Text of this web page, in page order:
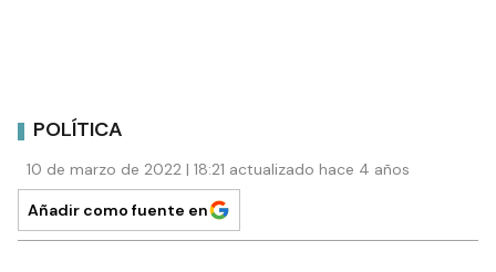
POLÍTICA
10 de marzo de 2022 | 18:21 actualizado hace 4 años
Añadir como fuente en